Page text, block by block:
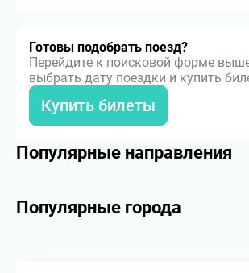
Готовы подобрать поезд?
Перейдите к поисковой форме
выбрать дату поездки и купить
Купить билеты
Популярные направления
Популярные города